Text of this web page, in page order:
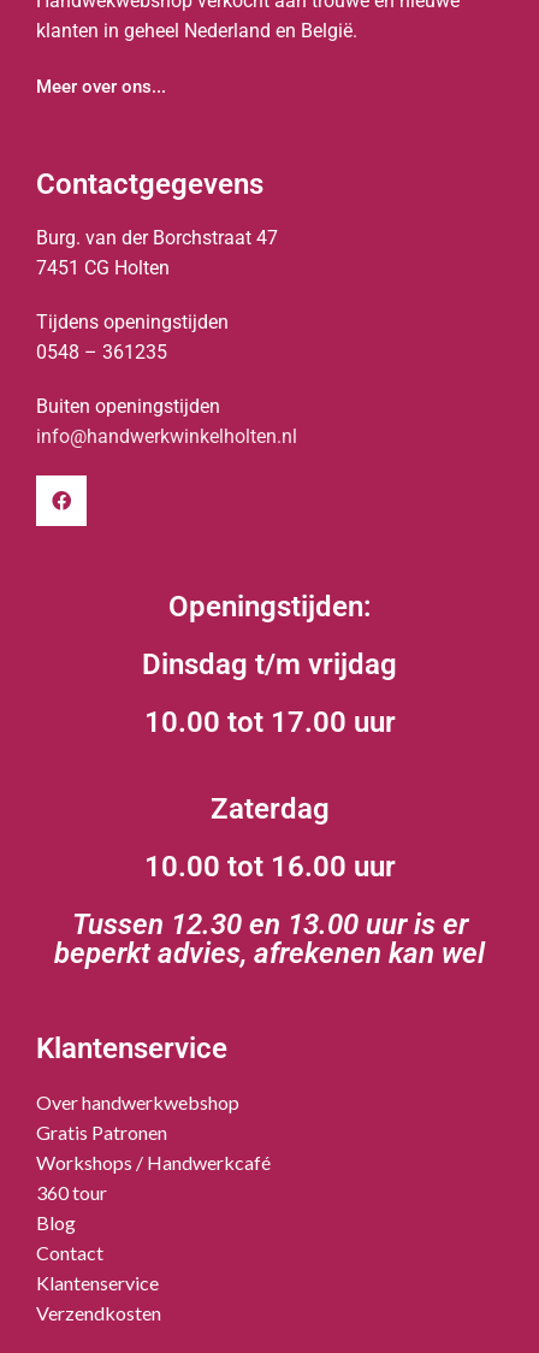
klanten in geheel Nederland en België.
Meer over ons...
Contactgegevens
Burg. van der Borchstraat 47
7451 CG Holten
Tijdens openingstijden
0548 – 361235
Buiten openingstijden
info@handwerkwinkelholten.nl
Openingstijden:
Dinsdag t/m vrijdag
10.00 tot 17.00 uur
Zaterdag
10.00 tot 16.00 uur
Tussen 12.30 en 13.00 uur is er
beperkt advies, afrekenen kan wel
Klantenservice
Over handwerkwebshop
Gratis Patronen
Workshops / Handwerkcafé
360 tour
Blog
Contact
Klantenservice
Verzendkosten